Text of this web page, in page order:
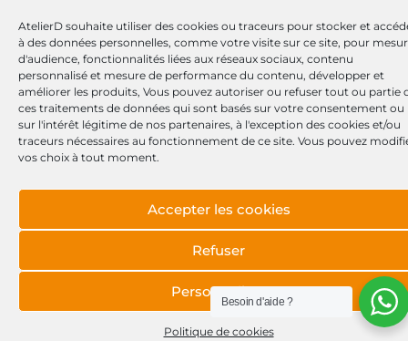
AtelierD souhaite utiliser des cookies ou traceurs pour stocker et
à des données personnelles, comme votre visite sur ce site, pour
d'audience, fonctionnalités liées aux réseaux sociaux, contenu
personnalisé et mesure de performance du contenu, développer et
améliorer les produits, Vous pouvez autoriser ou refuser tout ou partie
ces traitements de données qui sont basés sur votre consentement ou
sur l'intérêt légitime de nos partenaires, à l'exception des cookies et/ou
traceurs nécessaires au fonctionnement de ce site. Vous pouvez
vos choix à tout moment.
Accepter les cookies
Refuser
Personnaliser
Politique de cookies
Site réalisé par Lézards Création
Besoin d'aide ?